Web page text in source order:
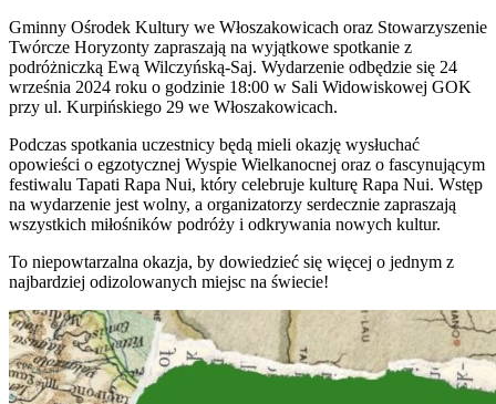
Gminny Ośrodek Kultury we Włoszakowicach oraz Stowarzyszenie
Twórcze Horyzonty zapraszają na wyjątkowe spotkanie z
podróżniczką Ewą Wilczyńską-Saj. Wydarzenie odbędzie się 24
września 2024 roku o godzinie 18:00 w Sali Widowiskowej GOK
przy ul. Kurpińskiego 29 we Włoszakowicach.
Podczas spotkania uczestnicy będą mieli okazję wysłuchać
opowieści o egzotycznej Wyspie Wielkanocnej oraz o fascynującym
festiwalu Tapati Rapa Nui, który celebruje kulturę Rapa Nui. Wstęp
na wydarzenie jest wolny, a organizatorzy serdecznie zapraszają
wszystkich miłośników podróży i odkrywania nowych kultur.
To niepowtarzalna okazja, by dowiedzieć się więcej o jednym z
najbardziej odizolowanych miejsc na świecie!